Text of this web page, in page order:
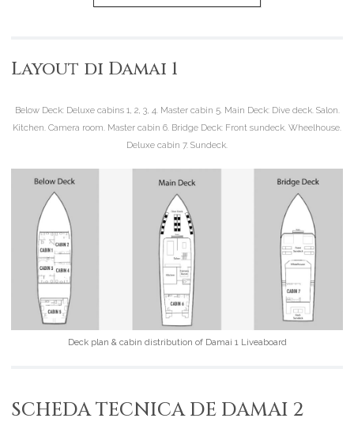
Layout di Damai 1
Below Deck:Deluxe cabins 1, 2, 3, 4. Master cabin 5. Main Deck:Dive deck. Salon.
Kitchen. Camera room. Master cabin 6. Bridge Deck: Front sundeck. Wheelhouse.
Deluxe cabin 7. Sundeck.
Deck plan & cabin distribution of Damai 1 Liveaboard
SCHEDA TECNICA DE DAMAI 2